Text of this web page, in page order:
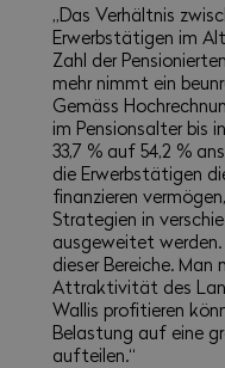
„Das Verhältnis
Erwerbstätigen im
Zahl der
mehr nimmt ein
Gemäss
im Pensionsalter bis
33,7 % auf 54,2 %
die Erwerbstätigen
finanzieren
Strategien in
ausgeweitet
dieser Bereiche.
Attraktivität des
Wallis profitieren
Belastung auf eine
aufteilen.“